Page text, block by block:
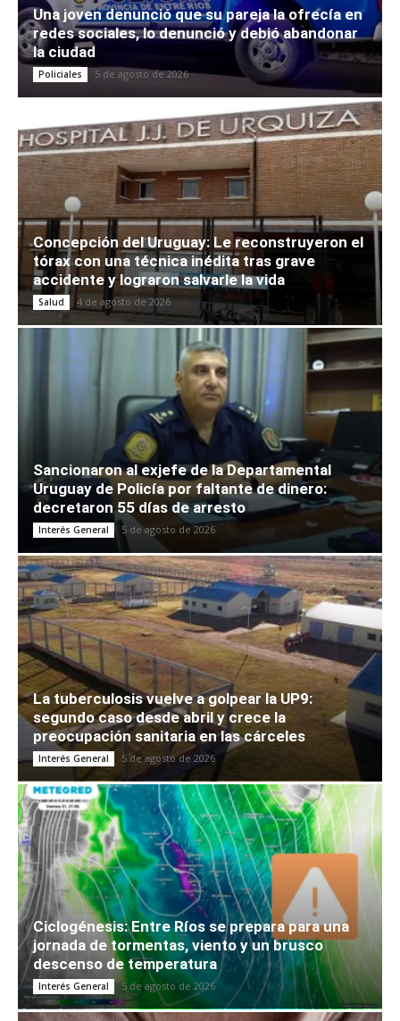
Una joven denunció que su pareja la ofrecía en
redes sociales, lo denunció y debió abandonar
la ciudad
Policiales 5 de agosto de 2026
Concepción del Uruguay: Le reconstruyeron el
tórax con una técnica inédita tras grave
accidente y lograron salvarle la vida
Salud 4 de agosto de 2026
Sancionaron al exjefe de la Departamental
Uruguay de Policía por faltante de dinero:
decretaron 55 días de arresto
Interés General 5 de agosto de 2026
La tuberculosis vuelve a golpear la UP9:
segundo caso desde abril y crece la
preocupación sanitaria en las cárceles
Interés General 5 de agosto de 2026
Ciclogénesis: Entre Ríos se prepara para una
jornada de tormentas, viento y un brusco
descenso de temperatura
Interés General 5 de agosto de 2026